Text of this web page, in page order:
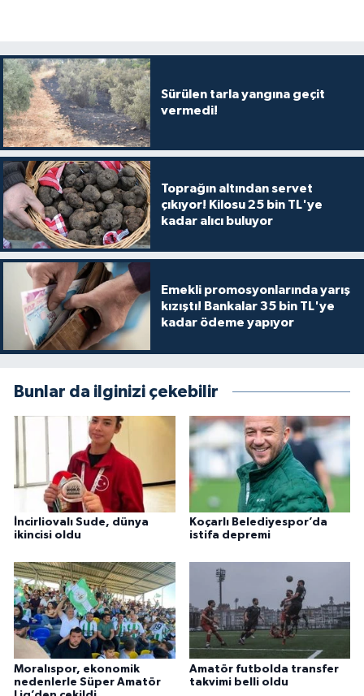
Sürülen tarla yangına geçit
vermedi!
Toprağın altından servet
çıkıyor! Kilosu 25 bin TL'ye
kadar alıcı buluyor
Emekli promosyonlarında yarış
kızıştı! Bankalar 35 bin TL'ye
kadar ödeme yapıyor
Bunlar da ilginizi çekebilir
İncirliovalı Sude, dünya
ikincisi oldu
Koçarlı Belediyespor’da
istifa depremi
Moralıspor, ekonomik
nedenlerle Süper Amatör
Amatör futbolda transfer
takvimi belli oldu